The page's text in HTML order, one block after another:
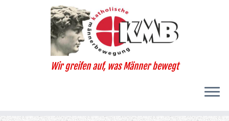
Wir greifen auf, was Männer bewegt